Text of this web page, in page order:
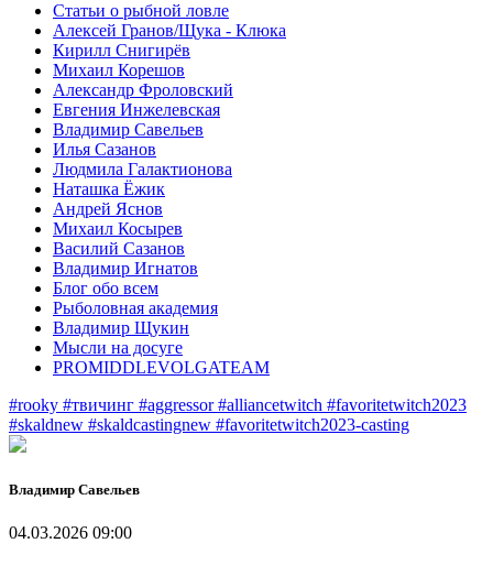
Статьи о рыбной ловле
Алексей Гранов/Щука - Клюка
Кирилл Снигирёв
Михаил Корешов
Александр Фроловский
Евгения Инжелевская
Владимир Савельев
Илья Сазанов
Людмила Галактионова
Наташка Ёжик
Андрей Яснов
Михаил Косырев
Василий Сазанов
Владимир Игнатов
Блог обо всем
Рыболовная академия
Владимир Щукин
Мысли на досуге
PROMIDDLEVOLGATEAM
#rooky #твичинг #aggressor#alliancetwitch #favoritetwitch2023
#skaldnew #skaldcastingnew #favoritetwitch2023-casting
Владимир Савельев
04.03.2026 09:00